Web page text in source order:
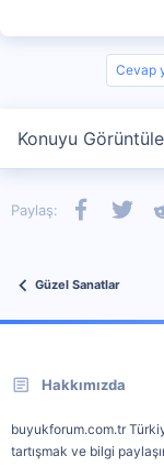
Cevap
Konuyu
Paylaş: Facebook
Güzel Sanatlar
Hakkımızda
buyukforum.com.tr
tartışmak ve bilgi